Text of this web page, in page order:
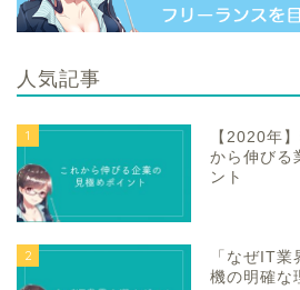
人気記事
1
【2020年
から伸びる
ント
2
「なぜIT
機の明確な